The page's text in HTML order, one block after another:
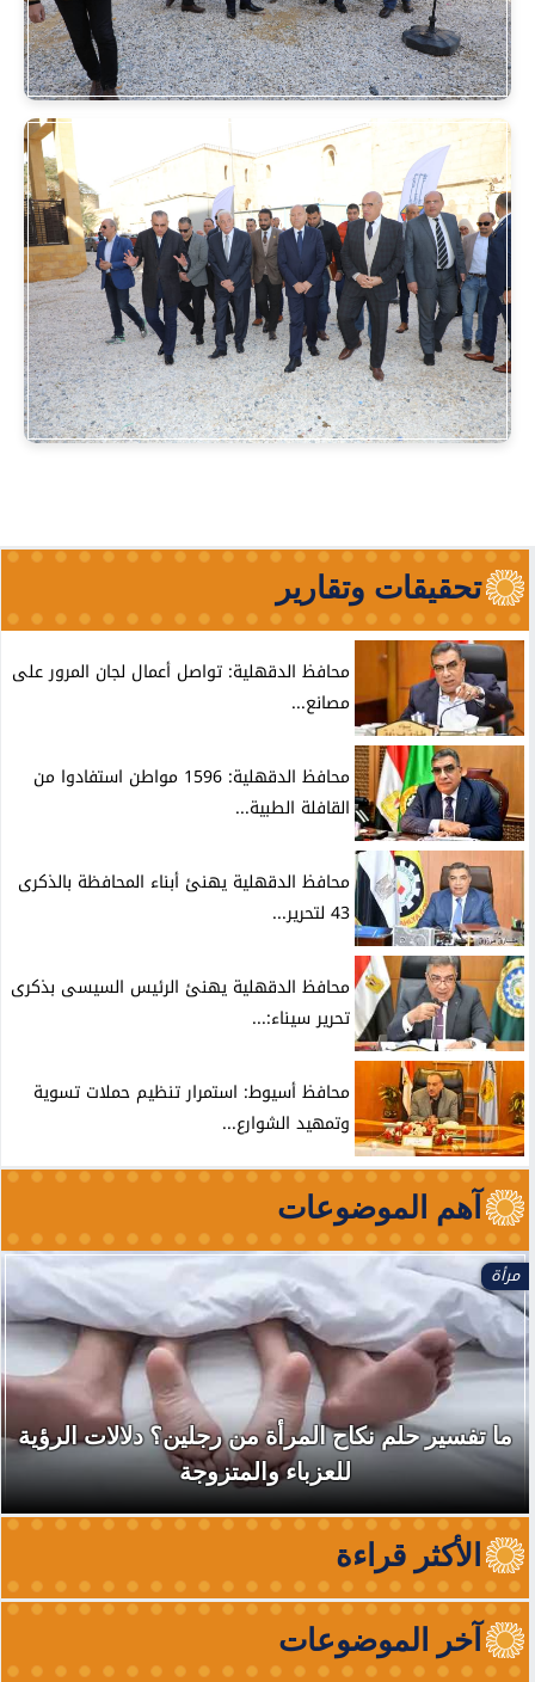
تحقيقات وتقارير
محافظ الدقهلية: تواصل أعمال لجان المرور على
مصانع...
محافظ الدقهلية: 1596 مواطن استفادوا من
القافلة الطبية...
محافظ الدقهلية يهنئ أبناء المحافظة بالذكرى
43 لتحرير...
محافظ الدقهلية يهنئ الرئيس السيسى بذكرى
تحرير سيناء:...
محافظ أسيوط: استمرار تنظيم حملات تسوية
وتمهيد الشوارع...
آهم الموضوعات
مرأة
ما تفسير حلم نكاح المرأة من رجلين؟ دلالات الرؤية
للعزباء والمتزوجة
الأكثر قراءة
آخر الموضوعات